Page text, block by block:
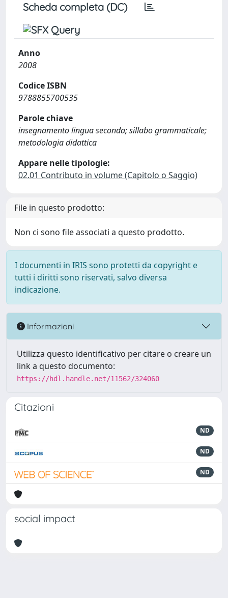
Scheda completa (DC)
Anno
2008
Codice ISBN
9788855700535
Parole chiave
insegnamento lingua seconda; sillabo grammaticale;
metodologia didattica
Appare nelle tipologie:
02.01 Contributo in volume (Capitolo o Saggio)
File in questo prodotto:
Non ci sono file associati a questo prodotto.
I documenti in IRIS sono protetti da copyright e
tutti i diritti sono riservati, salvo diversa
indicazione.
Informazioni
Utilizza questo identificativo per citare o creare un
link a questo documento:
https://hdl.handle.net/11562/324060
Citazioni
ND
ND
ND
social impact